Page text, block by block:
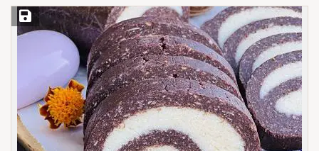
Save Recipe